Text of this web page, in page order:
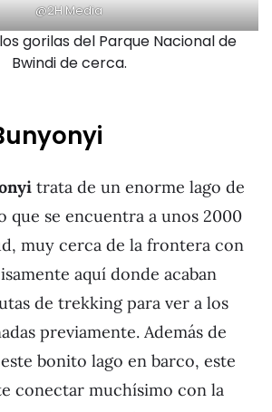
@2H Media
gorilas del Parque Nacional de
Bwindi de cerca.
trata de un enorme lago de
que se encuentra a unos 2000
muy cerca de la frontera con
aquí donde acaban
de trekking para ver a los
previamente. Además de
bonito lago en barco, este
conectar muchísimo con la